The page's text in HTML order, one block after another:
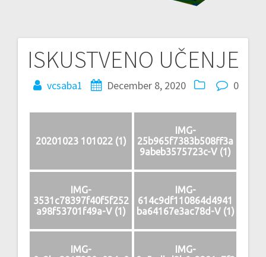
ISKUSTVENO UČENJE
vcsaba1 December 8, 2020 0
20201023 101022 (1)
IMG-
25b965f7383b508ff3a
9abeb3575723c-V (1)
IMG-
3531c78397f40f5f252
a98f53701f49a-V (1)
IMG-
614c9df110864d4941
ba64167e3ac78d-V (1)
IMG-
IMG-
Post
navigation